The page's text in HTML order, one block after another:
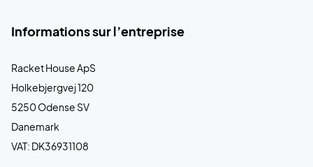
Informations sur l’entreprise
Racket House ApS
Holkebjergvej 120
5250 Odense SV
Danemark
VAT: DK36931108